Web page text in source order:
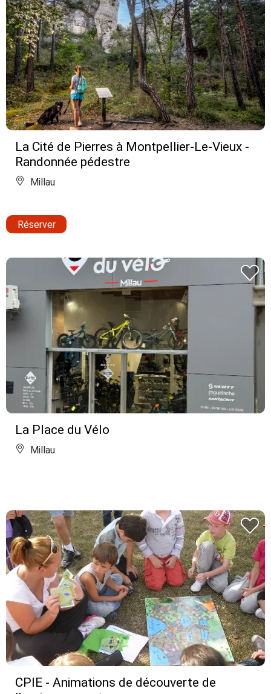
La Cité de Pierres à Montpellier-Le-Vieux -
Randonnée pédestre
Millau
Réserver
La Place du Vélo
Millau
CPIE - Animations de découverte de